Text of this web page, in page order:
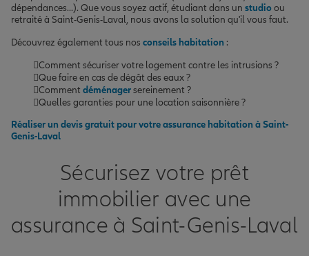
dépendances...). Que vous soyez actif, étudiant dans un studioou
retraité à Saint-Genis-Laval, nous avons la solution qu'il vous faut.
Découvrez également tous nos conseils habitation :
Comment sécuriser votre logement contre les intrusions ?
Que faire en cas de dégât des eaux ?
Comment déménagersereinement ?
Quelles garanties pour une location saisonnière ?
Réaliser un devis gratuit pour votreassurance habitation à Saint-
Genis-Laval
Sécurisez votre prêt
immobilier avec une
assurance à Saint-Genis-Laval